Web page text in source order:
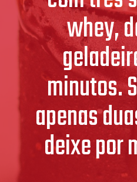
whey,
minutos.
apenas
deixe por